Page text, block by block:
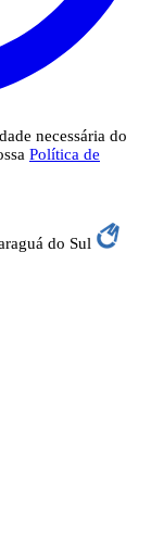
necessária do
Política de
do Sul